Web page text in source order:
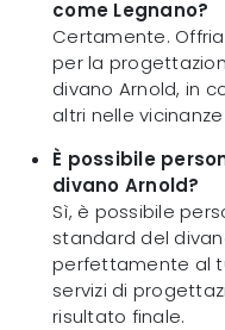
come Legnano?
Certamente.
per la
divano Arnold, in
altri nelle vicinanze
È possibile
divano Arnold?
Sì, è possibile
standard del
perfettamente al
servizi di
risultato finale.